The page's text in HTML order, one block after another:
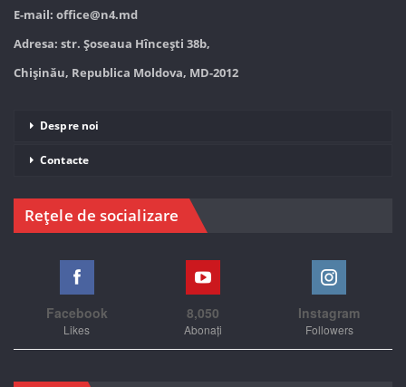
E-mail: office@n4.md
Adresa: str. Șoseaua Hînceşti 38b,
Chișinău, Republica Moldova, MD-2012
Despre noi
Contacte
Rețele de socializare
Facebook
Likes
8,050
Abonați
Instagram
Followers